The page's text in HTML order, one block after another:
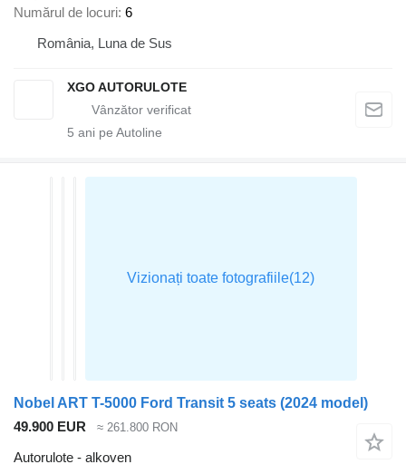
Numărul de locuri 6
România, Luna de Sus
XGO AUTORULOTE
5 ani pe Autoline
Nobel ART T-5000 Ford Transit 5 seats (2024 model)
49.900 EUR
≈ 261.800 RON
Autorulote - alkoven